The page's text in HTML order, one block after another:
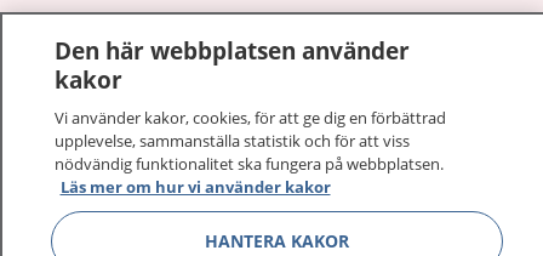
1177 på flera språk
Om 1177
Kontakt Visa
Den här webbplatsen använder
kakor
Vi använder kakor, cookies, för att ge dig en förbättrad
upplevelse, sammanställa statistik och för att viss
nödvändig funktionalitet ska fungera på webbplatsen.
Läs mer om hur vi använder kakor
HANTERA KAKOR